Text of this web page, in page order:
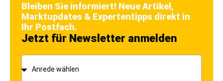
Bleiben Sie informiert! Neue Artikel,
Marktupdates & Expertentipps direkt in
Ihr Postfach.
Jetzt für Newsletter anmelden